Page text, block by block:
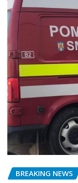
BREAKING NEWS